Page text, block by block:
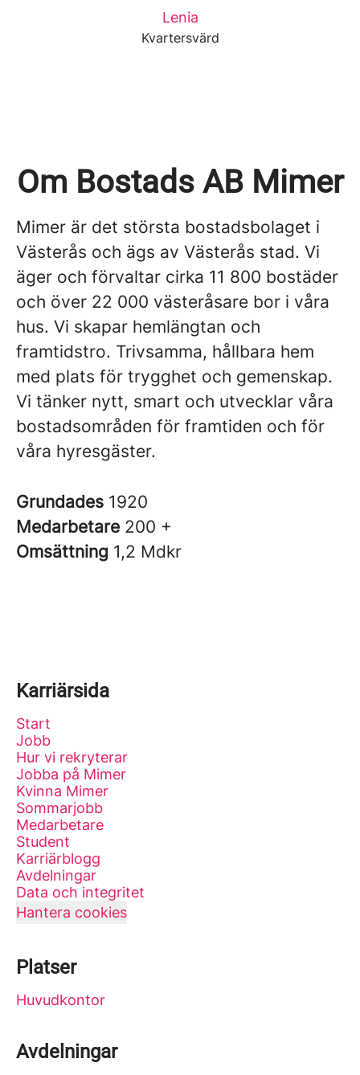
Lenia
Kvartersvärd
Om Bostads AB Mimer
Mimer är det största bostadsbolaget i
Västerås och ägs av Västerås stad. Vi
äger och förvaltar cirka 11 800 bostäder
och över 22 000 västeråsare bor i våra
hus. Vi skapar hemlängtan och
framtidstro. Trivsamma, hållbara hem
med plats för trygghet och gemenskap.
Vi tänker nytt, smart och utvecklar våra
bostadsområden för framtiden och för
våra hyresgäster.
Grundades 1920
Medarbetare 200 +
Omsättning 1,2 Mdkr
Karriärsida
Start
Jobb
Hur vi rekryterar
Jobba på Mimer
Kvinna Mimer
Sommarjobb
Medarbetare
Student
Karriärblogg
Avdelningar
Data och integritet
Hantera cookies
Platser
Huvudkontor
Avdelningar